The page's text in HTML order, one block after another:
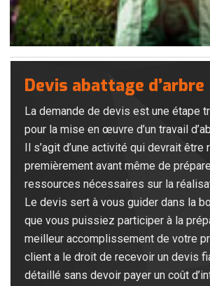
Devis abattage d’arbre
La demande de devis est une étape
pour la mise en œuvre d’un travail
Il s’agit d’une activité qui devrait être
premièrement avant même de
ressources nécessaires sur la
Le devis sert à vous guider dans la
que vous puissiez participer à la
meilleur accomplissement de votre
client a le droit de recevoir un devis
détaillé sans devoir payer un coût